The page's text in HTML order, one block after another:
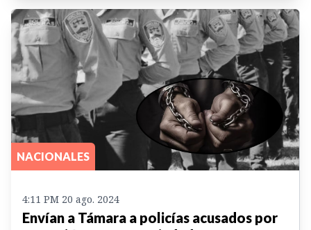
NACIONALES
4:11 PM 20 ago. 2024
Envían a Támara a policías acusados por